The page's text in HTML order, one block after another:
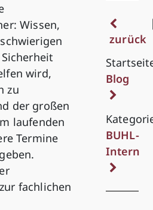
Wissen,
wird,
zu
der großen
laufenden
Termine
fachlichen
zurück
Blog
BUHL-
Intern